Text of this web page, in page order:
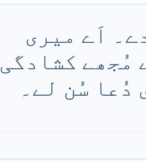
اَے میری
مُجھے کشادگی
دُعا سُن لے۔